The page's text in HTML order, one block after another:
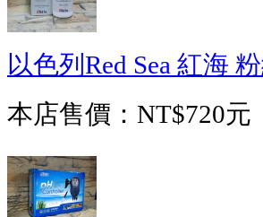
以色列Red Sea 紅海
本店售價： NT$720元